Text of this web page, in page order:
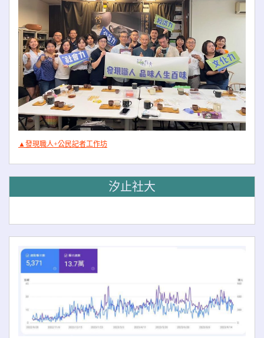
▲發現職人+公民記者工作坊
汐止社大